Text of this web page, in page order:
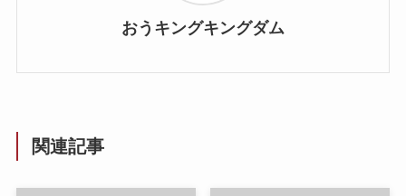
おうキングキングダム
関連記事